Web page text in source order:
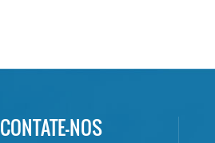
CONTATE-NOS